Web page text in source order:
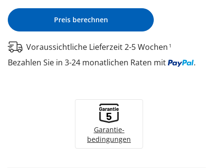
Preis berechnen
Voraussichtliche Lieferzeit 2-5 Wochen 1
Bezahlen Sie in 3-24 monatlichen Raten mit .
Garantie­
bedingungen